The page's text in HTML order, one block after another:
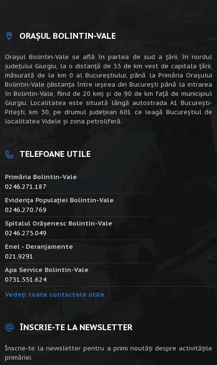
ORAȘUL BOLINTIN-VALE
Oraşul Bolintin-Vale se află în partea de sud a ţării, în nordul
judeţului Giurgiu, la o distanţă de 33 de km vest de capitala țării,
măsurată de la km 0 al Bucureștiului, până la Primăria Orașului
Bolintin-Vale (distanța între ieșirea din București până la intrarea
în Bolintin-Vale, fiind de 20 km) şi de 90 de km faţă de municipiul
Giurgiu. Localitatea este situată lângă autostrada A1 Bucureşti-
Piteşti, km 30, pe drumul judeţean 601 ce leagă Bucureştiul de
localitatea Videle şi zona petroliferă.
TELEFOANE UTILE
Primăria Bolintin-Vale
0246.271.187
Evidența Populației Bolintin-Vale
0246.270.769
Spitalul Orășenesc Bolintin-Vale
0246.273.049
Enel - Deranjamente
021.9291
Apa Service Bolintin-Vale
0731.551.624
Vedeți toate contactele utile
ÎNSCRIE-TE LA NEWSLETTER
Înscrie-te la newsletter pentru a primi noutăți despre activitățile
primăriei.